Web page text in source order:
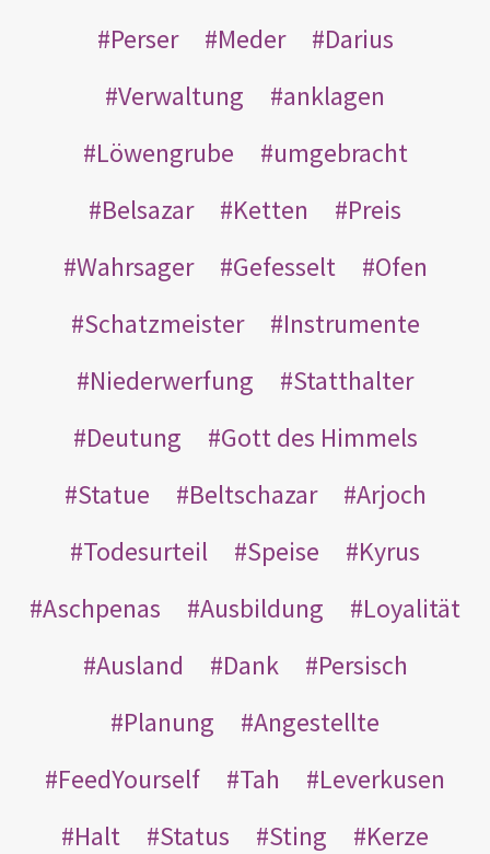
Perser
Meder
Darius
Verwaltung
anklagen
Löwengrube
umgebracht
Belsazar
Ketten
Preis
Wahrsager
Gefesselt
Ofen
Schatzmeister
Instrumente
Niederwerfung
Statthalter
Deutung
Gott des Himmels
Statue
Beltschazar
Arjoch
Todesurteil
Speise
Kyrus
Aschpenas
Ausbildung
Loyalität
Ausland
Dank
Persisch
Planung
Angestellte
FeedYourself
Tah
Leverkusen
Halt
Status Sting
Kerze